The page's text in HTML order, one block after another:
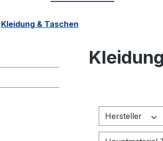
Kleidung & Taschen
Hersteller